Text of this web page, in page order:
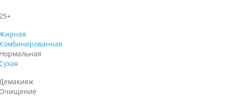
Комбинированная
Нормальная
Очищение